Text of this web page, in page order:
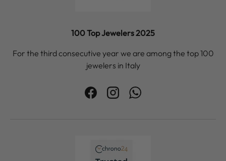
100 Top Jewelers 2025
For the third consecutive year we are among the top 100
jewelers in Italy
FacebookInstagramWhatsApp